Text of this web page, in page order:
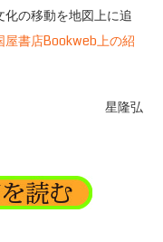
の移動を地図上に追
屋書店Bookweb上の紹
星隆弘